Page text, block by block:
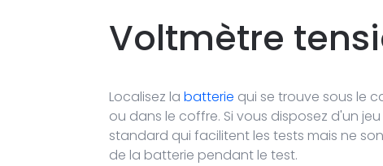
Voltmètre
Localisez labatterie qui se trouve sous le
ou dans le coffre. Si vous disposez d'un
standard qui facilitent les tests mais ne
de la batterie pendant le test.